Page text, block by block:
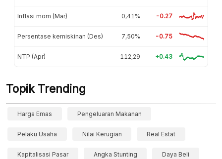
Inflasi mom (Mar) 0,41% -0.27
Persentase kemiskinan (Des) 7,50% -0.75
NTP (Apr) 112,29 +0.43
Topik Trending
Harga Emas Pengeluaran Makanan
Pelaku Usaha Nilai Kerugian Real Estat
Kapitalisasi Pasar Angka Stunting Daya Beli